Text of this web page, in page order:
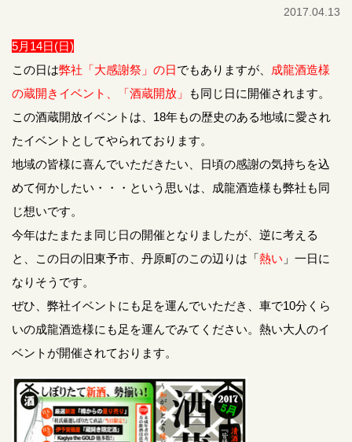
2017.04.13
5月14日(日)
この日は弊社「大感謝祭」の日でもありますが、
成龍酒造様
の蔵開きイベント、「酒蔵開放」
も同じ日に開催されます。
この酒蔵開放イベントは、18年もの歴史のある地域に愛され
たイベントとしてやられております。
地域の皆様に喜んでいただきたい、日頃の感謝の気持ちを込
めて何かしたい・・・という思いは、成龍酒造様も弊社も同
じ想いです。
今年はたまたま同じ日の開催となりましたが、逆に考える
と、この日の旧東予市、丹原町のこの辺りは「熱い 」一日に
なりそうです。
ぜひ、弊社イベントにも足を運んでいただき、車で10分くら
いの成龍酒造様にも足を運んでみてください。熱い大人のイ
ベントが開催されております。